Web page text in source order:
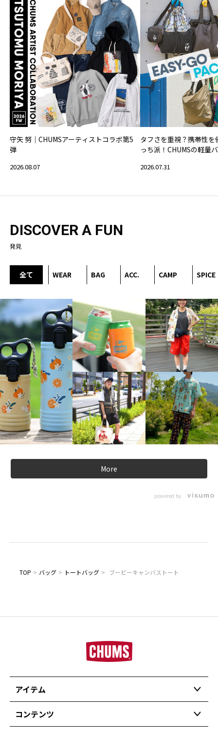
守矢 努｜CHUMSアーティストコラボ第5
弾
2026.08.07
タフさを重視？携帯性
っち派！CHUMSの軽量
2026.07.31
DISCOVER A FUN
発見
全て WEAR BAG ACC. CAMP SPICE
More
powered by
TOP > バッグ > トートバッグ > ブービーキャンバストート
アイテム
コンテンツ